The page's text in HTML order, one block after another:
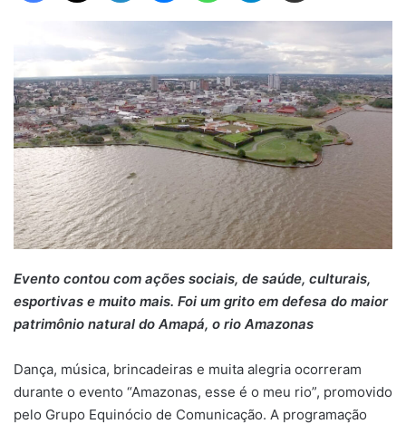
Evento contou com ações sociais, de saúde, culturais,
esportivas e muito mais. Foi um grito em defesa do maior
patrimônio natural do Amapá, o rio Amazonas
Dança, música, brincadeiras e muita alegria ocorreram
durante o evento “Amazonas, esse é o meu rio”, promovido
pelo Grupo Equinócio de Comunicação. A programação